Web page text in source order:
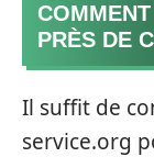
PRÈS DE
Il suffit de
service.org